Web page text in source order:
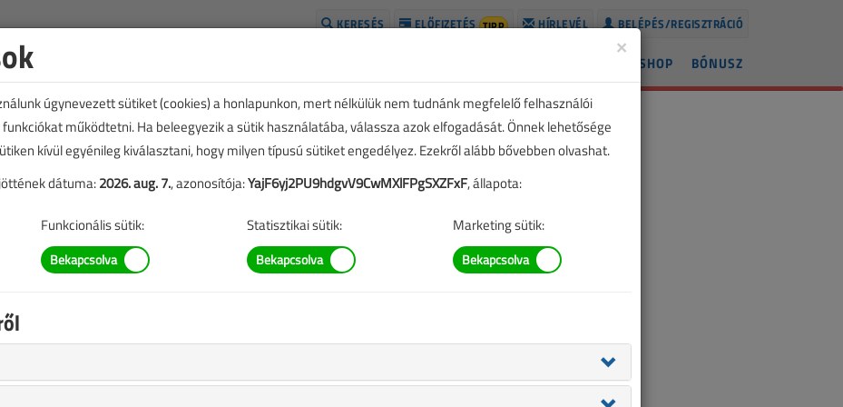
BELÉPÉS/REGISZTRÁCIÓ
HÍRLEVÉL
ELŐFIZETÉS TIPP
KERESÉS
BÓNUSZ
SHOP
SZERZŐK LISTÁJA
×
úgynevezett sütiket (cookies) a honlapunkon, mert nélkülük nem tudnánk megfelelő felhasználói
működtetni. Ha beleegyezik a sütik használatába, válassza azok elfogadását. Önnek lehetősége
kívül egyénileg kiválasztani, hogy milyen típusú sütiket engedélyez. Ezekről alább bővebben olvashat.
dátuma:2026. aug. 7., azonosítója:YajF6yj2PU9hdgvV9CwMXlFPgSXZFxF, állapota:
Funkcionális sütik: Statisztikai sütik: Marketing sütik: